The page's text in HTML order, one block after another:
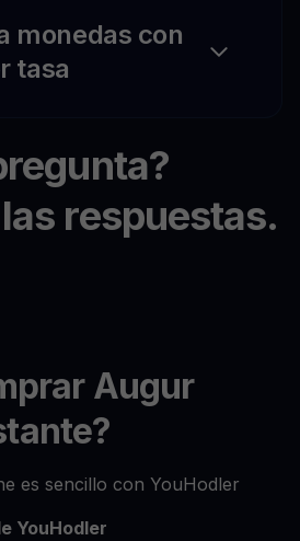
monedas con
tasa
respuestas.
Augur
es sencillo con YouHodler
YouHodler